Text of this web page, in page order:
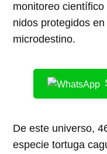
monitoreo
nidos protegidos
microdestino.
De este universo,
especie tortuga